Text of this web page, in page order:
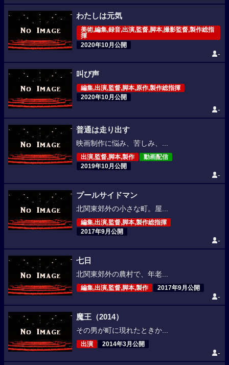
わたしは元気
美術,編集,録音,出演,監督,脚本,撮影監督,製作総指
揮
2020年10月公開
-
叫び声
編集,出演,監督,脚本,原作,製作総指揮
2020年10月公開
-
普通は走り出す
映画制作に悩み、苦しみ、...
出演,監督,脚本,製作
動画配信
2019年10月公開
-
プールサイドマン
北関東郊外の小さな町。屋...
編集,出演,監督,脚本,製作総指揮
2017年9月公開
-
七日
北関東郊外の農村で、年老...
編集,出演,監督,脚本,製作 2017年9月公開
-
魔王（2014）
その男が町に現れたときか...
出演 2014年3月公開
-